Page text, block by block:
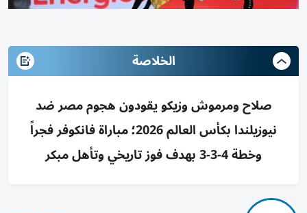
الخلاصة
صلاح ومرموش وزيكو يقودون هجوم مصر ضد
نيوزيلندا بكأس العالم 2026؛ مباراة فانكوفر فجراً
وخطة 4-3-3 بهدف فوز تاريخي وتأهل مبكر